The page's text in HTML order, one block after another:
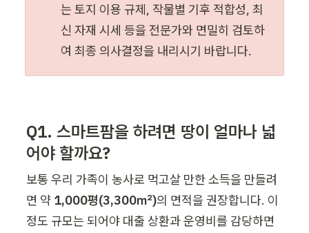
는 토지 이용 규제, 작물별 기후 적합성, 최
신 자재 시세 등을 전문가와 면밀히 검토하
여 최종 의사결정을 내리시기 바랍니다.
Q1. 스마트팜을 하려면 땅이 얼마나 넓
어야 할까요?
보통 우리 가족이 농사로 먹고살 만한 소득을 만들려
면 약 1,000평(3,300㎡)의 면적을 권장합니다. 이
정도 규모는 되어야 대출 상환과 운영비를 감당하면